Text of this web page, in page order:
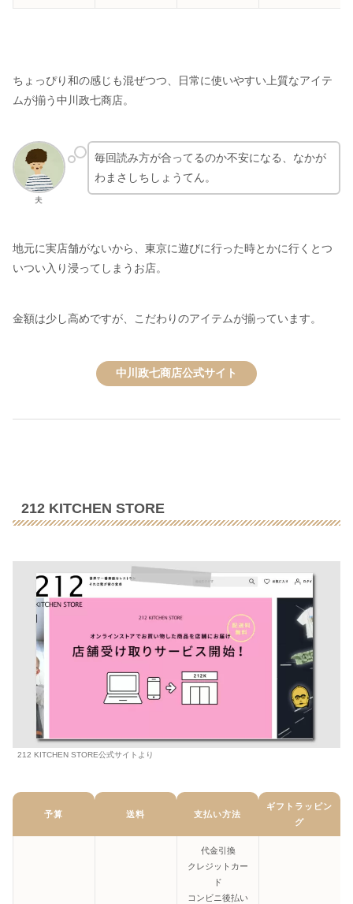
ちょっぴり和の感じも混ぜつつ、日常に使いやすい上質なアイテ
ムが揃う中川政七商店。
夫
毎回読み方が合ってるのか不安になる、なかが
わまさしちしょうてん。
地元に実店舗がないから、東京に遊びに行った時とかに行くとつ
いつい入り浸ってしまうお店。
金額は少し高めですが、こだわりのアイテムが揃っています。
中川政七商店公式サイト
212 KITCHEN STORE
212 KITCHEN STORE公式サイトより
予算 送料 支払い方法
ギフトラッピン
グ
代金引換
クレジットカー
ド
コンビニ後払い